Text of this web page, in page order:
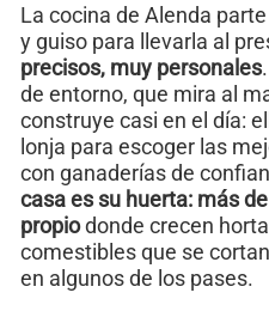
La cocina de Alenda
y guiso para llevarla al
precisos, muy personales
de entorno, que mira al
construye casi en el día:
lonja para escoger las
con ganaderías de
casa es su huerta: más
propiodonde crecen
comestibles que se
en algunos de los pases.